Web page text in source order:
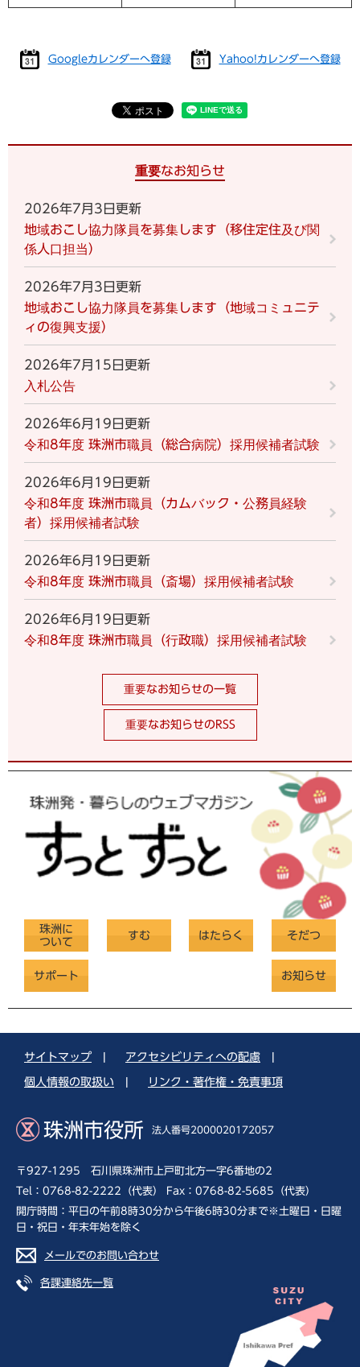
Googleカレンダーへ登録 Yahoo!カレンダーへ登録
重要なお知らせ
2026年7月3日更新
地域おこし協力隊員を募集します（移住定住及び関
係人口担当）
2026年7月3日更新
地域おこし協力隊員を募集します（地域コミュニテ
ィの復興支援）
2026年7月15日更新
入札公告
2026年6月19日更新
令和8年度 珠洲市職員（総合病院）採用候補者試験
2026年6月19日更新
令和8年度 珠洲市職員（カムバック・公務員経験
者）採用候補者試験
2026年6月19日更新
令和8年度 珠洲市職員（斎場）採用候補者試験
2026年6月19日更新
令和8年度 珠洲市職員（行政職）採用候補者試験
重要なお知らせの一覧
重要なお知らせのRSS
珠洲に
ついて
すむ はたらく そだつ
サポート お知らせ
サイトマップ アクセシビリティへの配慮
個人情報の取扱い リンク・著作権・免責事項
珠洲市役所 法人番号2000020172057
〒927-1295 石川県珠洲市上戸町北方一字6番地の2
Tel：0768-82-2222（代表） Fax：0768-82-5685（代表）
開庁時間：平日の午前8時30分から午後6時30分まで※土曜日・日曜
日・祝日・年末年始を除く
メールでのお問い合わせ
各課連絡先一覧